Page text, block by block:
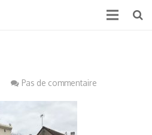
Pas de commentaire